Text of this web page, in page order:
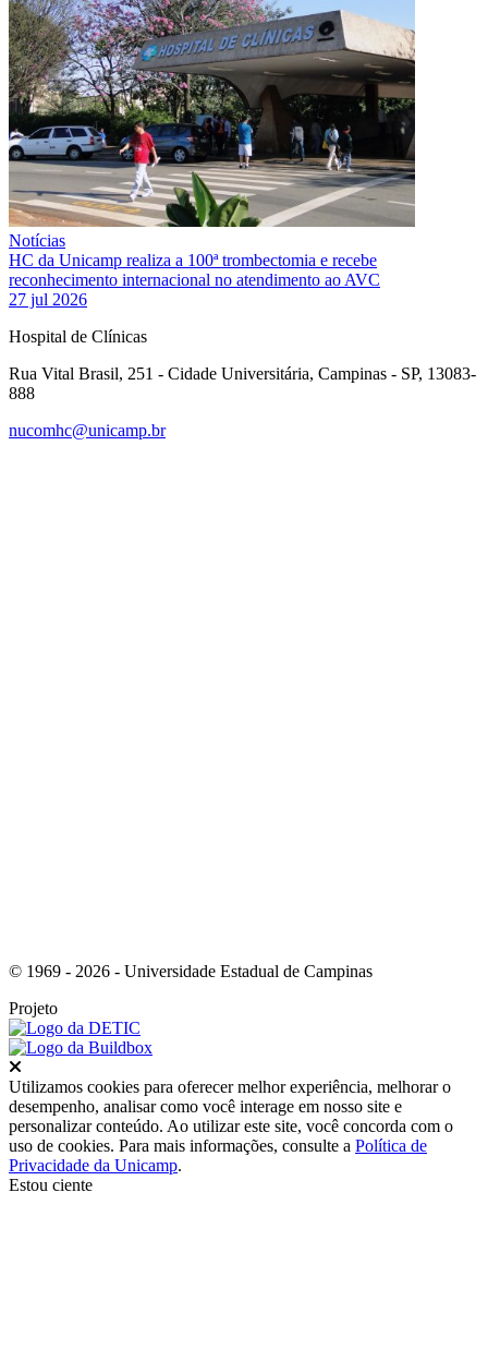
Notícias
HC da Unicamp realiza a 100ª trombectomia e recebe
reconhecimento internacional no atendimento ao AVC
27 jul 2026
Hospital de Clínicas
Rua Vital Brasil, 251 - Cidade Universitária, Campinas - SP, 13083-
888
nucomhc@unicamp.br
© 1969 - 2026 - Universidade Estadual de Campinas
Projeto
Utilizamos cookies para oferecer melhor experiência, melhorar o
desempenho, analisar como você interage em nosso site e
personalizar conteúdo. Ao utilizar este site, você concorda com o
uso de cookies. Para mais informações, consulte a Política de
Privacidade da Unicamp.
Estou ciente